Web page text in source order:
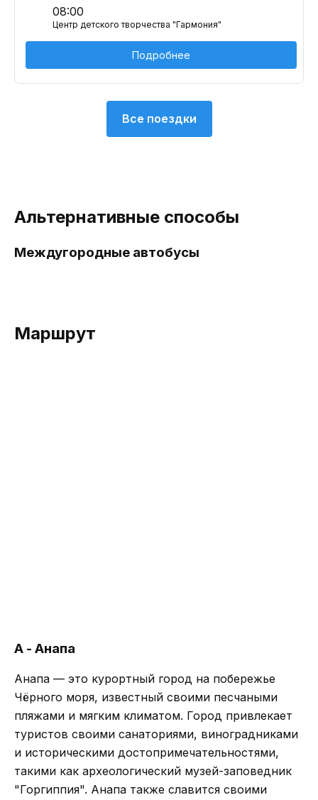
08:00
Центр детского творчества "Гармония"
Подробнее
Все поездки
Альтернативные способы
Междугородные автобусы
Маршрут
А - Анапа
Анапа — это курортный город на побережье
Чёрного моря, известный своими песчаными
пляжами и мягким климатом. Город привлекает
туристов своими санаториями, виноградниками
и историческими достопримечательностями,
такими как археологический музей-заповедник
"Горгиппия". Анапа также славится своими